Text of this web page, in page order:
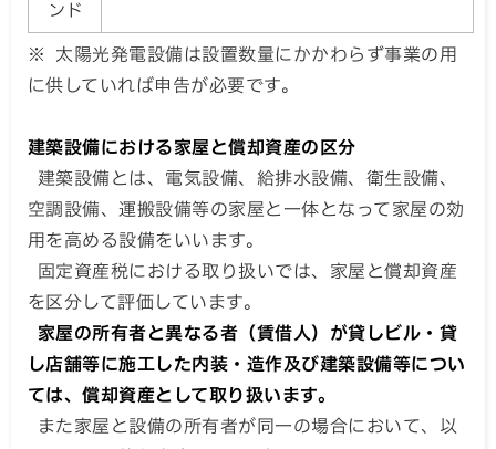
ンド
※ 太陽光発電設備は設置数量にかかわらず事業の用
に供していれば申告が必要です。
建築設備における家屋と償却資産の区分
建築設備とは、電気設備、給排水設備、衛生設備、
空調設備、運搬設備等の家屋と一体となって家屋の効
用を高める設備をいいます。
固定資産税における取り扱いでは、家屋と償却資産
を区分して評価しています。
家屋の所有者と異なる者（賃借人）が貸しビル・貸
し店舗等に施工した内装・造作及び建築設備等につい
ては、償却資産として取り扱います。
また家屋と設備の所有者が同一の場合において、以